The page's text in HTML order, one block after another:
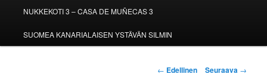
NUKKEKOTI 3 – CASA DE MUÑECAS 3
SUOMEA KANARIALAISEN YSTÄVÄN SILMIN
Artikkelien
← Edellinen Seuraava →